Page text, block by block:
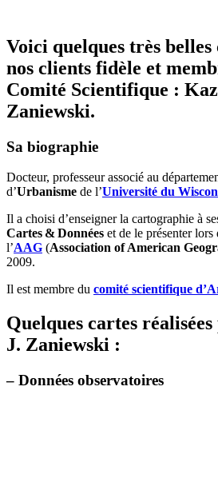
Voici quelques très belles
nos clients fidèle et
Comité Scientifique :
Zaniewski.
Sa biographie
Docteur, professeur associé au
d’Urbanisme de l’Université du
Il a choisi d’enseigner la cartographie à
Cartes & Données et de le présenter
l’AAG (Association of American
2009.
Il est membre du comité scientifique
Quelques cartes
J. Zaniewski :
– Données observatoires